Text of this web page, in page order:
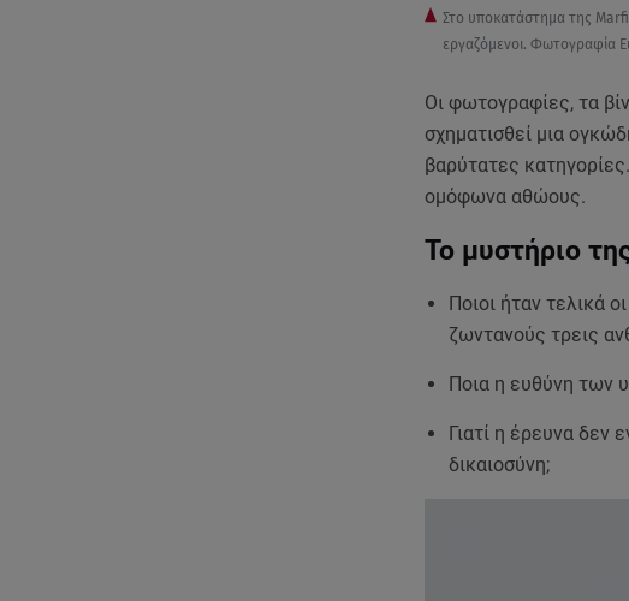
Στο υποκατάστημα της
εργαζόμενοι. Φωτογραφία
Οι φωτογραφίες, τα
σχηματισθεί μια
βαρύτατες
ομόφωνα αθώους.
Το μυστήριο
Ποιοι ήταν τελικά
ζωντανούς τρεις
Ποια η ευθύνη των
Γιατί η έρευνα δεν
δικαιοσύνη;